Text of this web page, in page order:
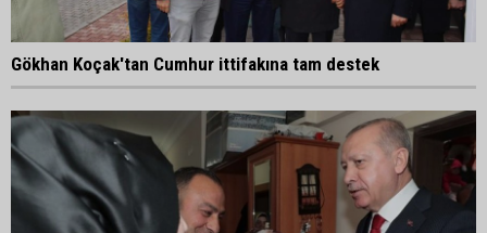
Gökhan Koçak'tan Cumhur ittifakına tam destek